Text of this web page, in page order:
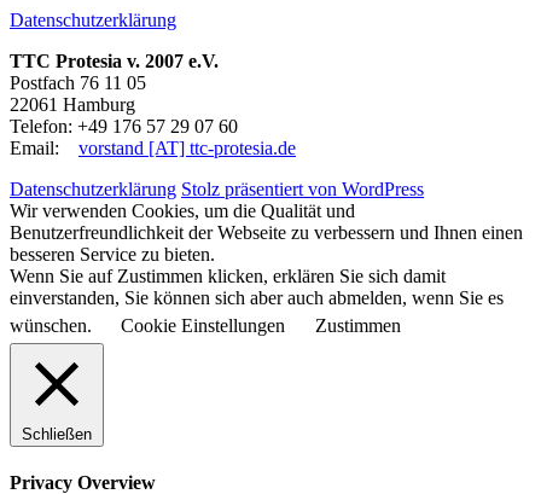
Datenschutzerklärung
TTC Protesia v. 2007 e.V.
Postfach 76 11 05
22061 Hamburg
Telefon: +49 176 57 29 07 60
Email: vorstand [AT] ttc-protesia.de
Datenschutzerklärung Stolz präsentiert von WordPress
Wir verwenden Cookies, um die Qualität und
Benutzerfreundlichkeit der Webseite zu verbessern und Ihnen einen
besseren Service zu bieten.
Wenn Sie auf Zustimmen klicken, erklären Sie sich damit
einverstanden, Sie können sich aber auch abmelden, wenn Sie es
wünschen.
Cookie Einstellungen Zustimmen
Schließen
Privacy Overview